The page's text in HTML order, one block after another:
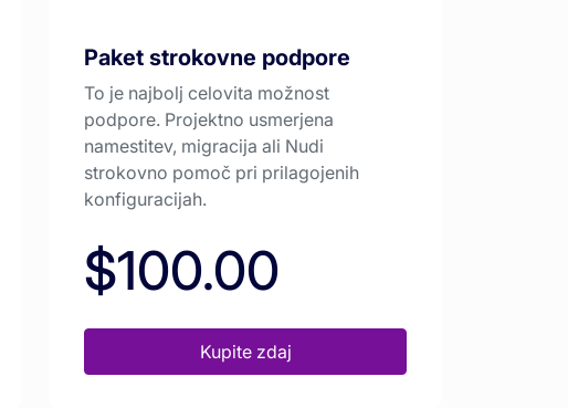
Paket strokovne podpore
To je najbolj celovita možnost
podpore. Projektno usmerjena
namestitev, migracija ali Nudi
strokovno pomoč pri prilagojenih
konfiguracijah.
$100.00
Kupite zdaj